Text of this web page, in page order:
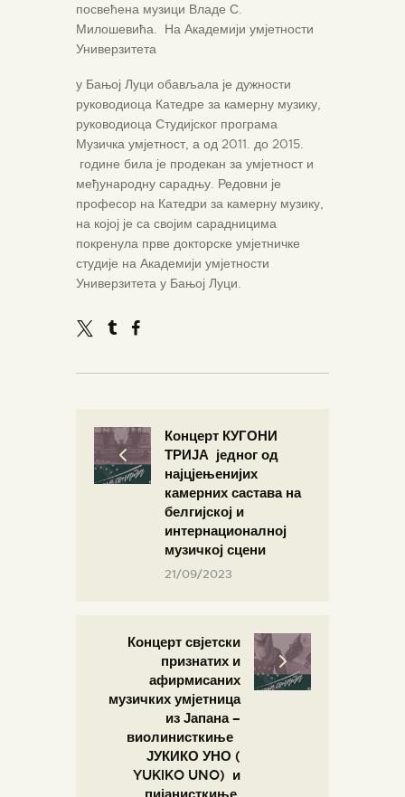
посвећена музици Владе С.
Милошевића. На Академији умјетности
Универзитета
у Бањој Луци обављала је дужности
руководиоца Катедре за камерну музику,
руководиоца Студијског програма
Музичка умјетност, а од 2011. до 2015.
године била је продекан за умјетност и
међународну сарадњу. Редовни је
професор на Катедри за камерну музику,
на којој је са својим сарадницима
покренула прве докторске умјетничке
студије на Академији умјетности
Универзитета у Бањој Луци.
Концерт КУГОНИ
ТРИЈА једног од
најцјењенијих
камерних састава на
белгијској и
интернационалној
музичкој сцени
21/09/2023
Концерт свјетски
признатих и
афирмисаних
музичких умјетница
из Јапана –
виолинисткиње
ЈУКИКО УНО (
YUKIKO UNO) и